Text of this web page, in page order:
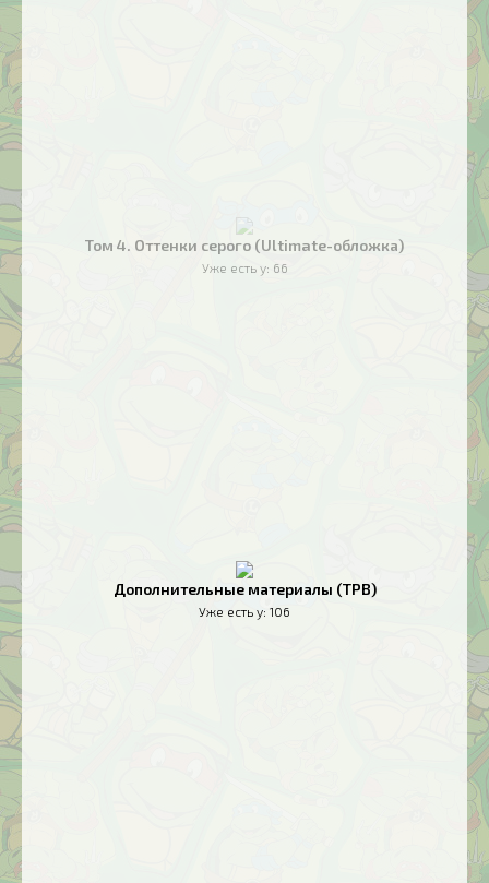
Том 4. Оттенки серого (Ultimate-обложка)
Уже есть у: 66
Дополнительные материалы (TPB)
Уже есть у: 106